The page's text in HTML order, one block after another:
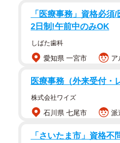
「医療事務」資格必
2日制!午前中のみOK
しばた歯科
愛知県 一宮市 ア
医療事務（外来受付・
株式会社ワイズ
石川県 七尾市 派
「さいたま市」資格